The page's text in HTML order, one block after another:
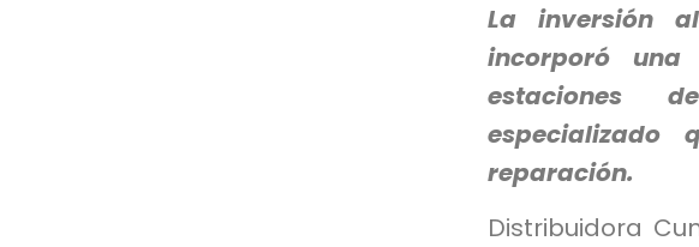
La inversión
incorporó
estaciones
especializado
reparación.
Distribuidora